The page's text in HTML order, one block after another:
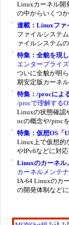
Linuxカーネル開
の中からいくつ
連載：Linuxファ
ファイルシステ
ァイルシステム
特集：全貌を現
エンタープライ
ついに全貌が明
期安定版カーネ
特集：/procによ
/procで理解する
Linuxの状態確認
ocの概念や/proc
特集：仮想OS「
Linux上で仮想的
やIPv6などに対
Linuxのカーネル
カーネルメンテ
IA-64 Linuxのカ
の開発体制など